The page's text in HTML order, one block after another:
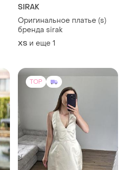
SIRAK
Оригинальное платье (s)
бренда sirak
ХS и еще 1
TOP